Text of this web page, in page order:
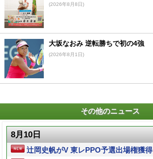
(2026年8月8日)
大坂なおみ 逆転勝ちで初の4強
(2026年8月1日)
その他のニュース
8月10日
辻岡史帆がV 東レPPO予選出場権獲得